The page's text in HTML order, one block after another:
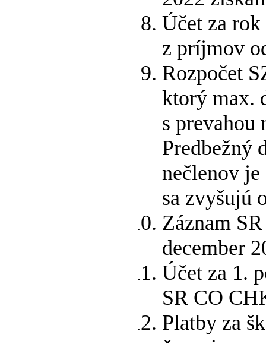
Účet za
z príjmov
Rozpočet
ktorý max.
s prevahou
Predbežný
nečlenov
sa zvyšujú
Záznam
december
Účet za 1.
SR CO
Platby za